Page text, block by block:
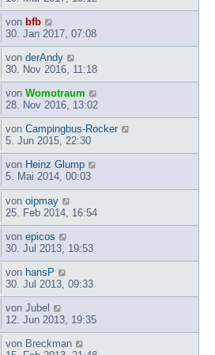
von bfb
30. Jan 2017, 07:08
von derAndy
30. Nov 2016, 11:18
von Womotraum
28. Nov 2016, 13:02
von Campingbus-Rocker
5. Jun 2015, 22:30
von Heinz Glump
5. Mai 2014, 00:03
von oipmay
25. Feb 2014, 16:54
von epicos
30. Jul 2013, 19:53
von hansP
30. Jul 2013, 09:33
von Jubel
12. Jun 2013, 19:35
von Breckman